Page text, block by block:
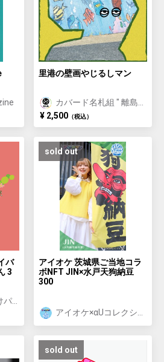
里港の壁画やじるしマン
カバード名札組 " 離島
に名を刻む "
¥ 2,500 （税込）
バ
3
パ
sold out
アイオケ 茨城県ご当地コラ
ボNFT JIN×水戸天狗納豆
300
アイオケ×αUコレクシ
sold out